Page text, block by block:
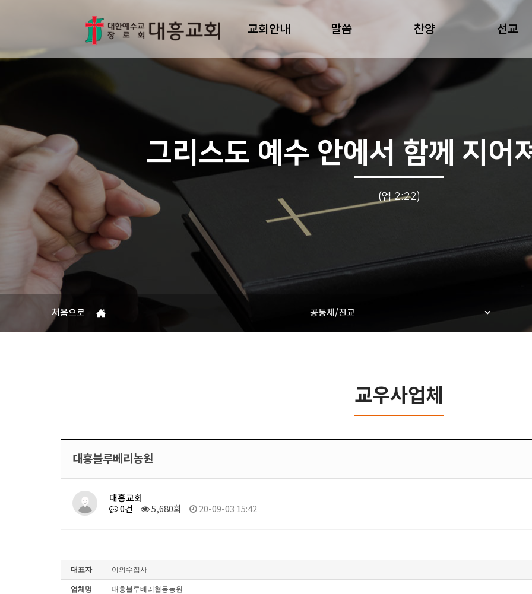
교회안내 말씀 찬양 선교
그리스도 예수 안에서 함께 지어
(엡 2:22)
처음으로 공동체/친교
교우사업체
대흥블루베리농원
대흥교회
0건
5,680회 20-09-03 15:42
대표자 이의수집사
업체명 대흥블루베리협동농원